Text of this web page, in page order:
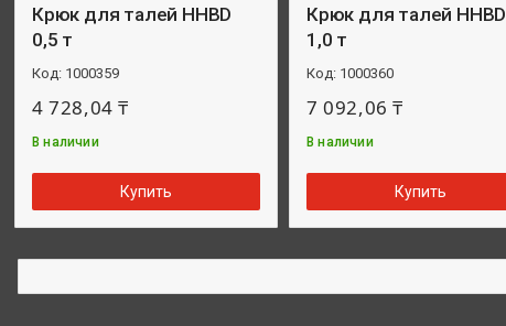
Крюк для талей HHBD
0,5 т
1000359
4 728,04 ₸
В наличии
Купить
Крюк для талей HHBD
1,0 т
1000360
7 092,06 ₸
В наличии
Купить